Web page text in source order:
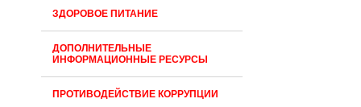
ЗДОРОВОЕ ПИТАНИЕ
ДОПОЛНИТЕЛЬНЫЕ
ИНФОРМАЦИОННЫЕ РЕСУРСЫ
ПРОТИВОДЕЙСТВИЕ КОРРУПЦИИ